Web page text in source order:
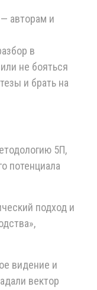
авторам и
в
не бояться
и брать на
5П,
потенциала
подход и
видение и
вектор